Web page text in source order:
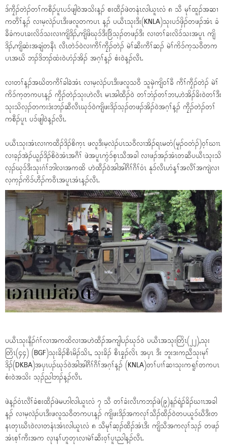
ဒ်ကၠီၣ်တဲၣ်တၢ်ကစီၣ်ပူၤပၥ်ဖျါဝဲအသိးန့ၣ် စးထီၣ်ဖဲတနံၤလါယူၤလံ ၈ သီ မုၢ်ထူၣ်အဆၢ
ကတီၢ်န့ၣ် လၢမ့လဲၣ်ပၤဒီးဖလူတကပၤ န့ၣ် ပယီၤသုးဒီး(KNLA)သုးပၥ်ဖှိၣ်တဖၣ်အံၤ ခံ
ခီခံကပၤခးလိၥ်သးလၢကျိဒိၣ်,ကျိဖိဃုၥ်ဒီးဒြိသ့ၣ်တဖၣ်ဒီး လၢတၢ်ခးလိၥ်သးအပူၤ ကျိ
ဒိၣ်,ကျိဆံးအချံတနီၤ လီၤတဲၥ်ဝဲလၢကီၢ်ကၠီၣ်တဲၣ် မဲၢ်ဆီးကီၢ်ဆၣ် မဲၢ်ကိၥ်က့သဝီတက
ပၤအဃိ ဘၣ်ဒိဘၣ်ထံးဝဲဟံၣ်အိၣ် အဂ့ၢ်န့ၣ် စံးဝဲန့ၣ်လီၤ.
လၢတၢ်န့ၣ်အဃိတကီၢ်ခါခဲအံၤ လၢမ့လဲၣ်ပၤဒီးဖလူသဝီ သူမှဲကျိဝၢ်ခီ ကီၢ်ကၠီၣ်တဲၣ် မဲၢ်
ကိၥ်က့တကပၤန့ၣ် ကၠီၣ်တဲၣ်သုးဟဲလီၤ မၤအါထီၣ်ဝဲ တၢ်ဘံၣ်တၢ်ဘၢ,ဟဲအိၣ်ခိးဝဲတၢ်ဒီး
သုးသိလ့ၣ်တကးဒံးဘၣ်ဆီလီၤဃုၥ်ဝဲကျိဖးဒိၣ်သ့ၣ်တဖၣ်အိၣ်ဝဲအဂ့ၢ်န့ၣ် ကၠီၣ်တဲၣ်တၢ်
ကစီၣ်ပူၤ ပၥ်ဖျါဝဲန့ၣ်လီၤ.
ပယီၤသုးအံၤလၢကထီၣ်ဒိၣ်စိက့ၤ ဖလူဒီးမ့လဲၣ်ပၤသဝီလၢအိၣ်ရၤမတံ(မၠၣ်ဝတံၣ်)ဝ့ၢ်ဃၢၤ
လၢခ့ၣ်အဲၣ်ယူၣ်ဒိၣ်စိဝဲအံၤအဂီၢ် ဖဲအပူၤကွံၥ်စှၤသီအခါ လၢဖၣ်အၣ်အံၤတဆီပယီၤသုးသိ
လ့ၣ်ဃုၥ်ဒီးသုးဂံၢ်ဘါလၢအကထိ ဟဲထီၣ်ဝဲအါအါဂီၢ်ဂီၢ်ဝံၤ နုၥ်လီၤဟံန့ၢ်အလီၢ်အကျဲလၢ
လ့က့ၣ်ကိၥ်ဟီၣ်ကဝီၤအပူၤအံၤန့ၣ်လီၤ.
ပယီၤသုးနီၣ်ဂံၢ်လၢအကထိလၢအဟဲထီၣ်အကျါပၣ်ဃုၥ်ဝဲ ပယီၤအသုးတြိၤ(၂၂),သုး
တြိၤ(၄၄) (BGF)သုးခိၣ်စီၤမိၣ်သိၤ, သုးခိၣ် စီၤခၠ့ၣ်လိၤ အပှၤ ဒီး ဘူးဒးကညီသုးမုၢ်
ဒိၣ်(DKBA)အပှၤပၣ်ဃုၥ်ဝဲအါအါဂီၢ်ဂီၢ်အဂ့ၢ်န့ၣ် (KNLA)တၢ်ပၢၢ်ဆၢသုးကရူၢ်တကပၤ
စံးဝဲအသိး သ့ၣ်ညါဘၣ်န့ၣ်လီၤ.
ဖဲန့ၣ်ဝံၤလီၢ်ခံစးထီၣ်ဖဲမဟါလါယူၤလံ ၇ သီ တၢ်ခံးလီၤကဘၣ်ဖဲ(၉)နၣ်ရံၣ်ခိၣ်ဃၢၤအခါ
န့ၣ် လၢမ့လဲၣ်ပၤဒီးဖလူသဝီတကပၤန့ၣ် ကျိဖးဒိၣ်အကလုၢ်သီၣ်ထီၣ်ဝဲတပယူၥ်ဃီဒီးတ
နၤတုၤဃီၤဝဲလၢတနံၤအံၤလါယူၤလံ ၈ သီမုၢ်ဆ့ၣ်ထီၣ်အံၤဒီး ကျိသီအကလုၢ်သ့ၣ် တဖၣ်
အံၤစ့ၢ်ကီးအက လုၢနၢ်ဟူတုၤလၢမဲၢ်ဆီးဝ့ၢ်ပူၤညါန့ၣ်လီၤ.